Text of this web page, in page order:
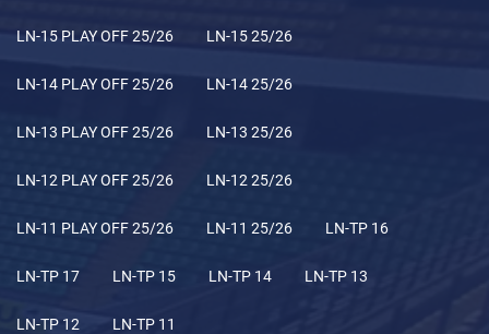
LN-15 PLAY OFF 25/26 LN-15 25/26
LN-14 PLAY OFF 25/26 LN-14 25/26
LN-13 PLAY OFF 25/26 LN-13 25/26
LN-12 PLAY OFF 25/26 LN-12 25/26
LN-11 PLAY OFF 25/26 LN-11 25/26 LN-TP 16
LN-TP 17 LN-TP 15 LN-TP 14 LN-TP 13
LN-TP 12 LN-TP 11